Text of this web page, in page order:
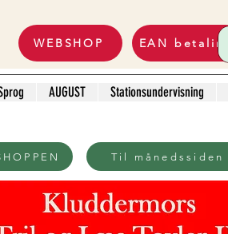
WEBSHOP EAN betaling
AUGUST Stationsundervisning
Til månedssiden